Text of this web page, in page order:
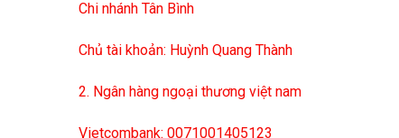
Chi nhánh Tân Bình
Chủ tài khoản: Huỳnh Quang Thành
2. Ngân hàng ngoại thương việt nam
Vietcombank: 0071001405123